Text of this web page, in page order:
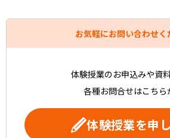
お気軽にお問い合わせく
体験授業のお申込みや資料
各種お問合せはこちら
体験授業を申